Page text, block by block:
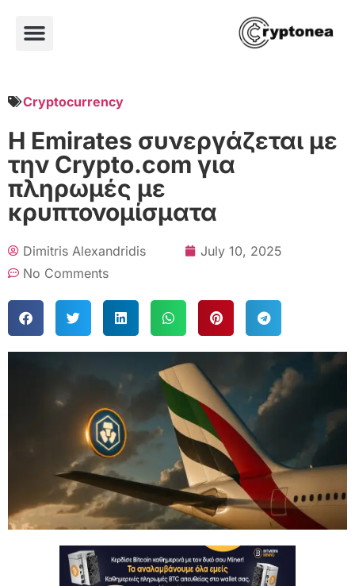
Cryptocurrency
Η Emirates συνεργάζεται με
την Crypto.com για
πληρωμές με
κρυπτονομίσματα
Dimitris Alexandridis
July 10, 2025
No Comments